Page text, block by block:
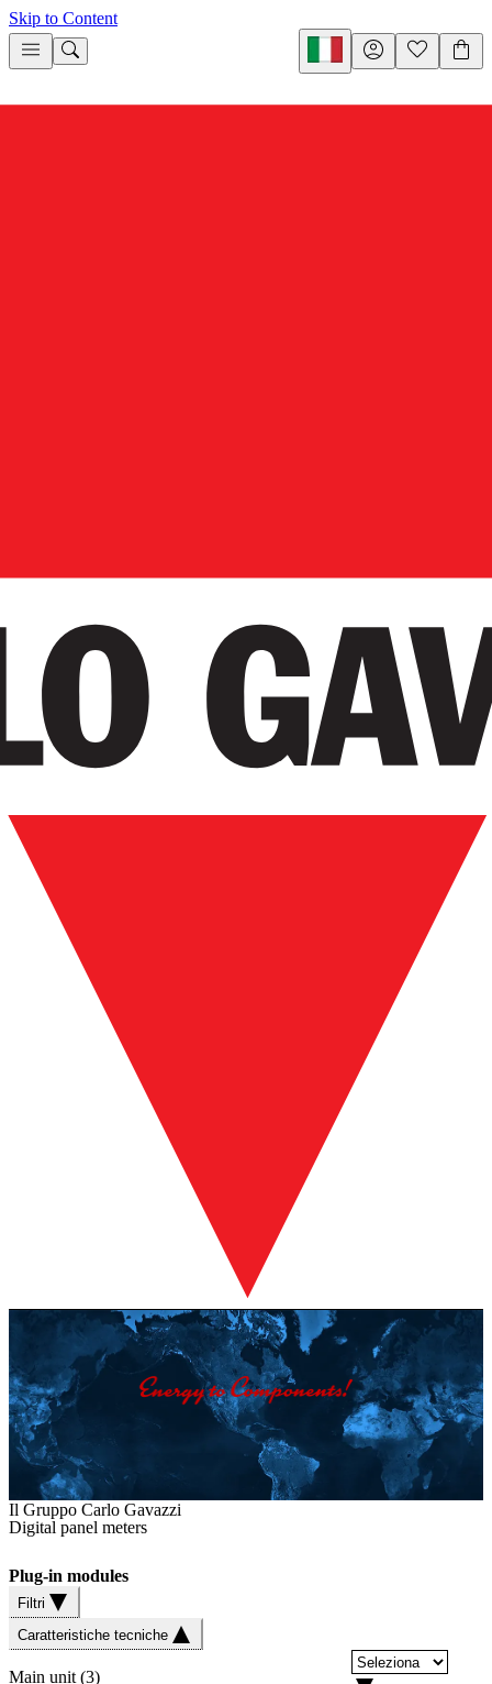
Skip to Content
Il Gruppo Carlo Gavazzi
Digital panel meters
Plug-in modules
Filtri
Caratteristiche tecniche
Main unit(3)